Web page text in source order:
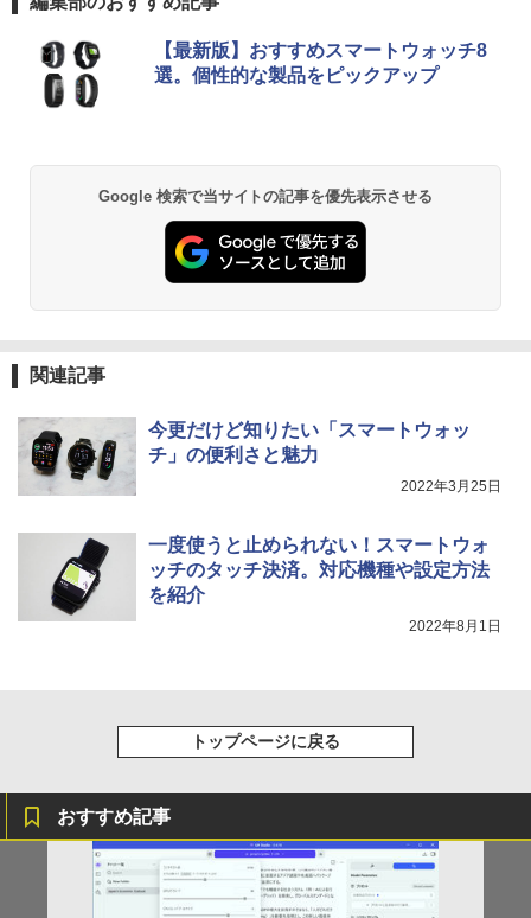
【最新版】おすすめスマートウォッチ8
選。個性的な製品をピックアップ
Google 検索で当サイトの記事を優先表示させる
関連記事
今更だけど知りたい「スマートウォッ
チ」の便利さと魅力
2022年3月25日
一度使うと止められない！スマートウォ
ッチのタッチ決済。対応機種や設定方法
を紹介
2022年8月1日
トップページに戻る
おすすめ記事